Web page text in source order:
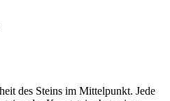
des Steins im Mittelpunkt. Jede